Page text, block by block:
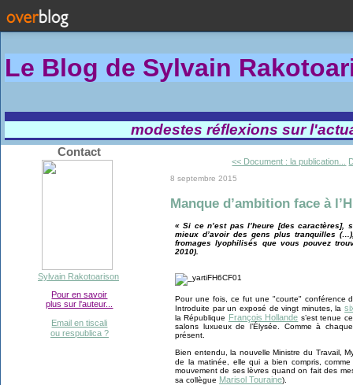
Le Blog de Sylvain Rakotoa
modestes réflexions sur
Contact
Sylvain Rakotoarison
Pour en savoir
plus sur l'auteur...
Email en tiscali
ou respublica ?
<< Document : la publication...
8 septembre 2015
Manque d’ambition face à
« Si ce n’est pas l’heure [des caractères],
mieux d’avoir des gens plus tranquilles
fromages lyophilisés que vous pouvez
2010).
Pour une fois, ce fut une "courte" conférence
Introduite par un exposé de vingt minutes, la
la République François Hollande s’est tenue
salons luxueux de l’Élysée. Comme à
présent.
Bien entendu, la nouvelle Ministre du Travail,
de la matinée, elle qui a bien compris,
mouvement de ses lèvres quand on fait des
sa collègue Marisol Touraine).